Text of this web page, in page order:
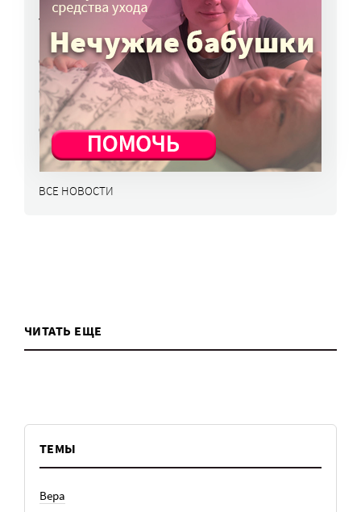
Улучшить питание заключенных намерен
Минюст
6 авг, 13:19
Обязать самозанятых платить пенсионные
взносы предлагают профсоюзы
6 авг, 10:51
ВСЕ НОВОСТИ
ЧИТАТЬ ЕЩЕ
ТЕМЫ
Вера